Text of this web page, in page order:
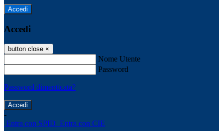
Accedi
Accedi
button close ×
Nome Utente
Password
Password dimenticata?
-
Entra con SPID Entra con CIE